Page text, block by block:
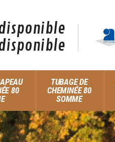
80
TUBAGE DE
CHEMINÉE 80
SOMME